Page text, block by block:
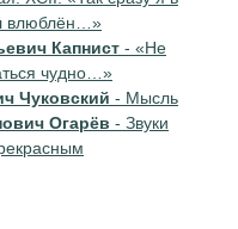
влюблён…»
Капнист - «Не
чудно…»
Чуковский - Мысль
Огарёв - Звуки